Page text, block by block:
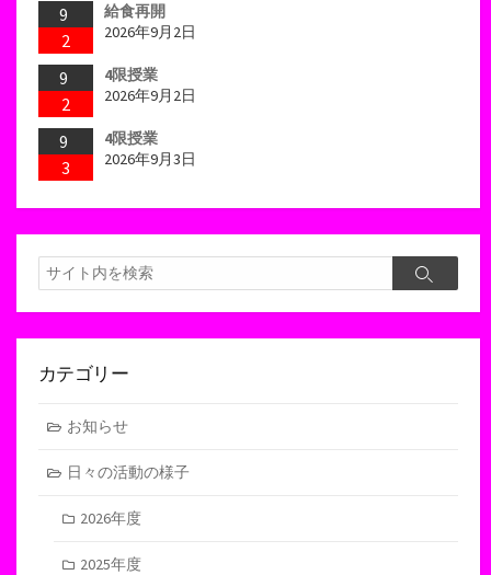
9
2
給食再開
2026年9月2日
9
2
4限授業
2026年9月2日
9
3
4限授業
2026年9月3日
検
索
検
カテゴリー
お知らせ
日々の活動の様子
2026年度
2025年度